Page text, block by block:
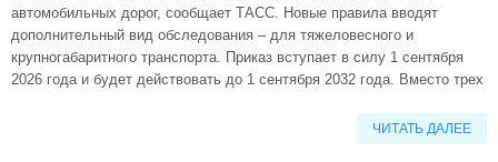
автомобильных дорог, сообщает ТАСС. Новые правила вводят
дополнительный вид обследования – для тяжеловесного и
крупногабаритного транспорта. Приказ вступает в силу 1 сентября
2026 года и будет действовать до 1 сентября 2032 года. Вместо трех
ЧИТАТЬ ДАЛЕЕ